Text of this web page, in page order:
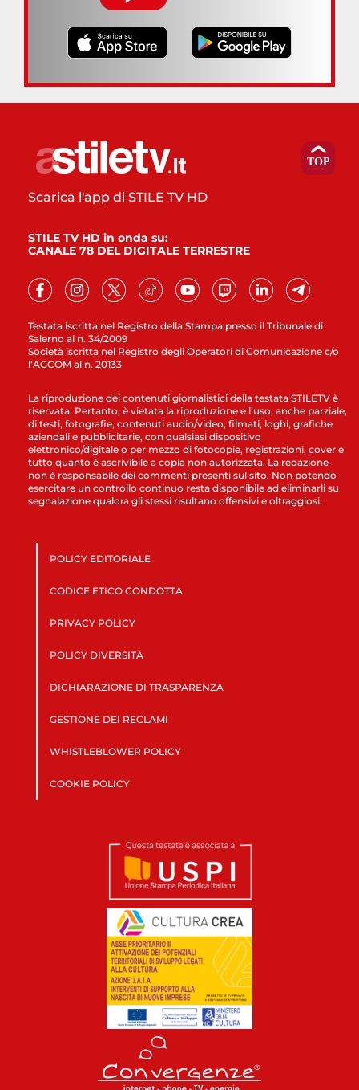
Testata iscritta nel Registro della Stampa presso il Tribunale di
Salerno al n. 34/2009
Società iscritta nel Registro degli Operatori di Comunicazione c/o
l’AGCOM al n. 20133
Scarica l'app di STILE TV HD
STILE TV HD in onda su:
CANALE 78 DEL DIGITALE TERRESTRE
La riproduzione dei contenuti giornalistici della testata STILETV è
riservata. Pertanto, è vietata la riproduzione e l’uso, anche parziale,
di testi, fotografie, contenuti audio/video, filmati, loghi, grafiche
aziendali e pubblicitarie, con qualsiasi dispositivo
elettronico/digitale o per mezzo di fotocopie, registrazioni, cover e
tutto quanto è ascrivibile a copia non autorizzata. La redazione
non è responsabile dei commenti presenti sul sito. Non potendo
esercitare un controllo continuo resta disponibile ad eliminarli su
segnalazione qualora gli stessi risultano offensivi e oltraggiosi.
POLICY EDITORIALE
CODICE ETICO CONDOTTA
PRIVACY POLICY
POLICY DIVERSITÀ
DICHIARAZIONE DI TRASPARENZA
GESTIONE DEI RECLAMI
WHISTLEBLOWER POLICY
COOKIE POLICY